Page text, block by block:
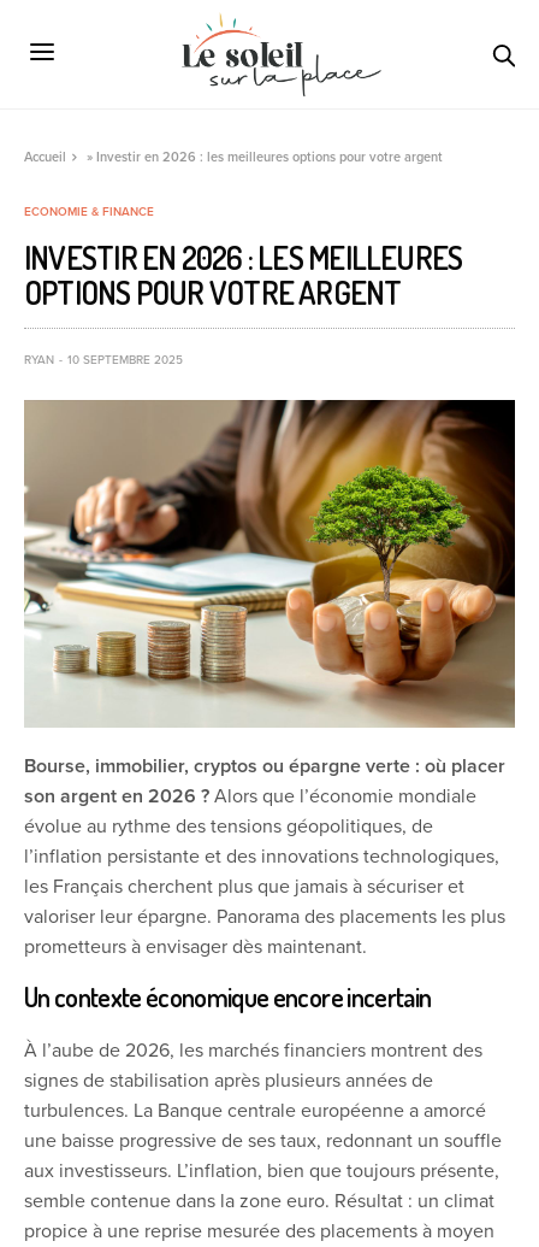
Accueil »Investir en 2026 : les meilleures options pour votre argent
ECONOMIE & FINANCE
INVESTIR EN 2026 : LES MEILLEURES
OPTIONS POUR VOTRE ARGENT
RYAN 10 SEPTEMBRE 2025
Bourse, immobilier, cryptos ou épargne verte : où placer
son argent en 2026 ? Alors que l’économie mondiale
évolue au rythme des tensions géopolitiques, de
l’inflation persistante et des innovations technologiques,
les Français cherchent plus que jamais à sécuriser et
valoriser leur épargne. Panorama des placements les plus
prometteurs à envisager dès maintenant.
Un contexte économique encore incertain
À l’aube de 2026, les marchés financiers montrent des
signes de stabilisation après plusieurs années de
turbulences. La Banque centrale européenne a amorcé
une baisse progressive de ses taux, redonnant un souffle
aux investisseurs. L’inflation, bien que toujours présente,
semble contenue dans la zone euro. Résultat : un climat
propice à une reprise mesurée des placements à moyen